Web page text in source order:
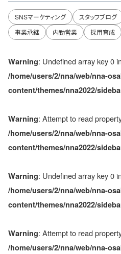
SNSマーケティング スタッフブログ
事業承継
内勤営業 採用育成
Warning: Undefined array key 0 in
/home/users/2/nna/web/nna-
content/themes/nna2022/
Warning: Attempt to read
/home/users/2/nna/web/nna-
content/themes/nna2022/
Warning: Undefined array key 0 in
/home/users/2/nna/web/nna-
content/themes/nna2022/
Warning: Attempt to read
/home/users/2/nna/web/nna-